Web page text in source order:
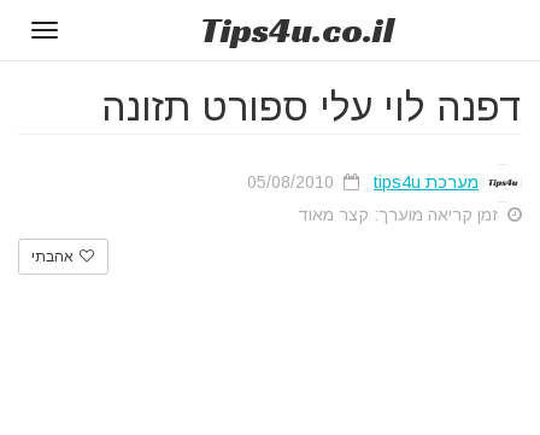
Tips4u.co.il
דפנה לוי עלי ספורט תזונה
מערכת tips4u
זמן קריאה מוערך: קצר מאוד
אהבתי